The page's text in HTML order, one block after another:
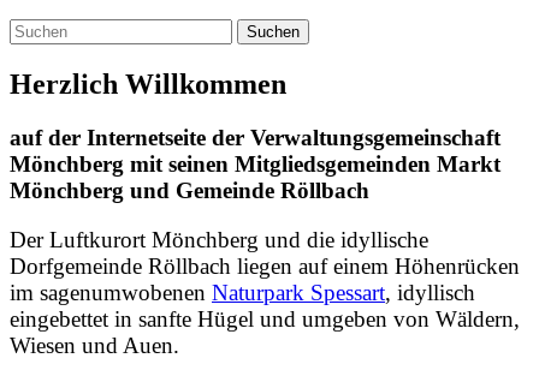
Suchen
Herzlich Willkommen
auf der Internetseite der Verwaltungsgemeinschaft
Mönchberg mit seinen Mitgliedsgemeinden Markt
Mönchberg und Gemeinde Röllbach
Der Luftkurort Mönchberg und die idyllische
Dorfgemeinde Röllbach liegen auf einem Höhenrücken
im sagenumwobenen Naturpark Spessart, idyllisch
eingebettet in sanfte Hügel und umgeben von Wäldern,
Wiesen und Auen.